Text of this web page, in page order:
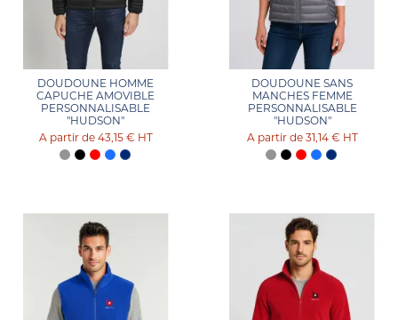
DOUDOUNE HOMME
CAPUCHE AMOVIBLE
PERSONNALISABLE
"HUDSON"
43,15 € HT
DOUDOUNE SANS
MANCHES FEMME
PERSONNALISABLE
"HUDSON"
31,14 € HT